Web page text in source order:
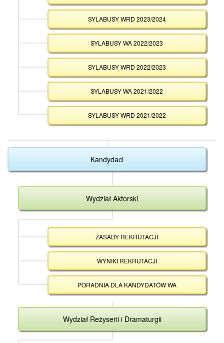
SYLABUSY WRD 2023/2024
SYLABUSY WA 2022/2023
SYLABUSY WRD 2022/2023
SYLABUSY WA 2021/2022
SYLABUSY WRD 2021/2022
Kandydaci
Wydział Aktorski
ZASADY REKRUTACJI
WYNIKI REKRUTACJI
PORADNIA DLA KANDYDATÓW WA
Wydział Reżyserii i Dramaturgii